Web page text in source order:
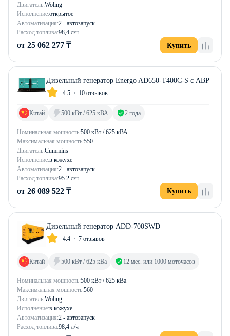
Двигатель:Woling
Исполнение:открытое
Автоматизация:2 - автозапуск
Расход топлива:98,4 л/ч
от 25 062 277 ₸ Купить
Дизельный генератор Energo AD650-T400C-S с АВР
4.5 10 отзывов
Номинальная мощность:500 кВт / 625 кВА
Максимальная мощность:550
Двигатель:Cummins
Исполнение:в кожухе
Автоматизация:2 - автозапуск
Расход топлива:95.2 л/ч
Китай 500 кВт / 625 кВА 2 года
от 26 089 522 ₸ Купить
Дизельный генератор ADD-700SWD
4.4 7 отзывов
Номинальная мощность:500 кВт / 625 кВа
Максимальная мощность:560
Двигатель:Woling
Исполнение:в кожухе
Автоматизация:2 - автозапуск
Расход топлива:98,4 л/ч
Китай 500 кВт / 625 кВа 12 мес. или 1000 моточасов